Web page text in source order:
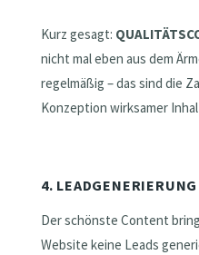
Kurz gesagt:
nicht mal eben aus dem
regelmäßig – das sind die
Konzeption wirksamer
4.
Der schönste Content
Website keine Leads